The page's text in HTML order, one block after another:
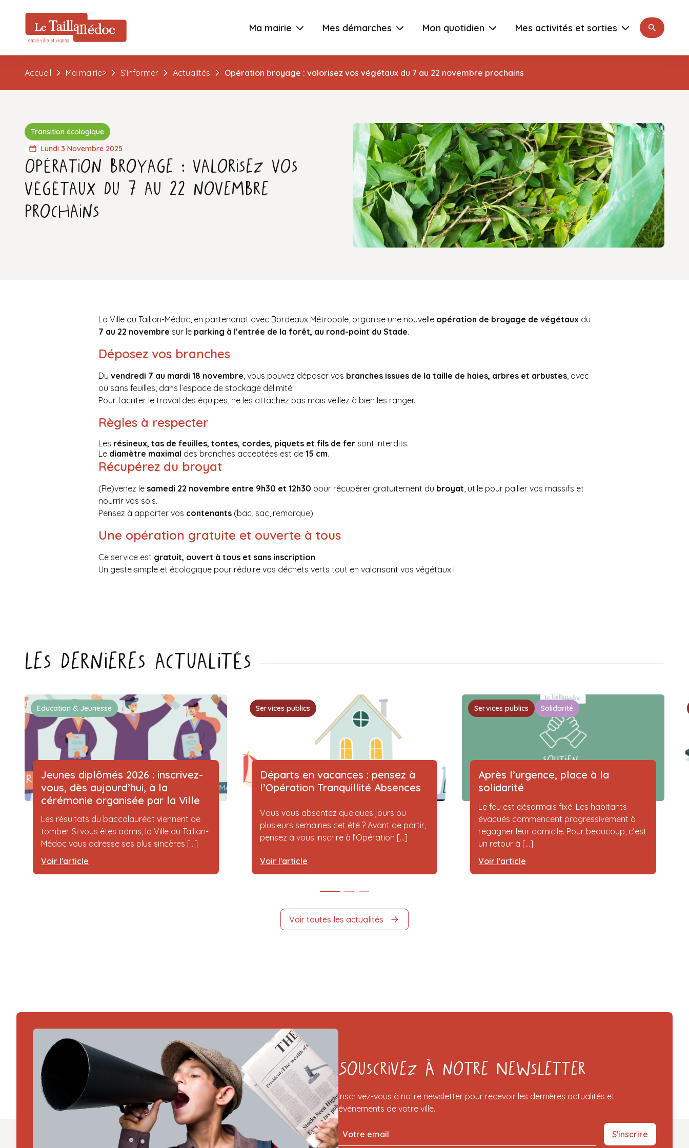
Ma mairie Mes démarches Mon quotidien Mes activités et sorties Rechercher
Accueil Ma mairie> S'informer Actualités Opération broyage : valorisez vos végétaux du 7 au 22 novembre prochains
Transition écologique
Lundi 3 Novembre 2025
Opération broyage : valorisez vos
végétaux du 7 au 22 novembre
prochains
La Ville du Taillan-Médoc, en partenariat avec Bordeaux Métropole, organise une nouvelle opération de broyage de végétaux du
7 au 22 novembre sur le parking à l’entrée de la forêt, au rond-point du Stade.
Déposez vos branches
Du vendredi 7 au mardi 18 novembre, vous pouvez déposer vos branches issues de la taille de haies, arbres et arbustes, avec
ou sans feuilles, dans l’espace de stockage délimité.
Pour faciliter le travail des équipes, ne les attachez pas mais veillez à bien les ranger.
Règles à respecter
Les résineux, tas de feuilles, tontes, cordes, piquets et fils de fer sont interdits.
Le diamètre maximal des branches acceptées est de 15 cm.
Récupérez du broyat
(Re)venez le samedi 22 novembre entre 9h30 et 12h30 pour récupérer gratuitement du broyat, utile pour pailler vos massifs et
nourrir vos sols.
Pensez à apporter vos contenants (bac, sac, remorque).
Une opération gratuite et ouverte à tous
Ce service est gratuit, ouvert à tous et sans inscription.
Un geste simple et écologique pour réduire vos déchets verts tout en valorisant vos végétaux !
Les dernieres actualités
Education & Jeunesse
Jeunes diplômés 2026 : inscrivez-
vous, dès aujourd’hui, à la
cérémonie organisée par la Ville
Les résultats du baccalauréat viennent de
tomber. Si vous êtes admis, la Ville du Taillan-
Médoc vous adresse ses plus sincères [...]
Voir l'article
Services publics
Départs en vacances : pensez à
l’Opération Tranquillité Absences
Vous vous absentez quelques jours ou
plusieurs semaines cet été ? Avant de partir,
pensez à vous inscrire à l’Opération [...]
Voir l'article
Services publics Solidarité
Après l’urgence, place à la
solidarité
Le feu est désormais fixé. Les habitants
évacués commencent progressivement à
regagner leur domicile. Pour beaucoup, c’est
un retour à [...]
Voir l'article
Voir toutes les actualités
Souscrivez à notre Newsletter
Inscrivez-vous à notre newsletter pour recevoir les dernières actualités et
événements de votre ville.
S'inscrire